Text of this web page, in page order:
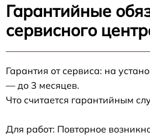
Гарантийные
сервисного
Гарантия от сервиса: на
— до 3 месяцев.
Что считается гарантийным
Для работ: Повторное